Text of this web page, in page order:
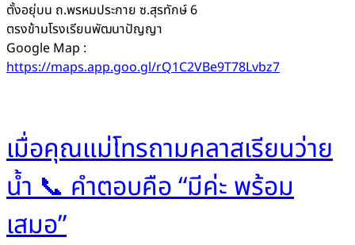
ตั้งอยุ่บน ถ.พรหมประกาย ซ.สุรทักษ์ 6
ตรงข้ามโรงเรียนพัฒนาปัญญา
Google Map :
https://maps.app.goo.gl/rQ1C2VBe9T78Lvbz7
เมื่อคุณแม่โทรถามคลาสเรียนว่าย
น้ำ 📞 คำตอบคือ “มีค่ะ พร้อม
เสมอ”